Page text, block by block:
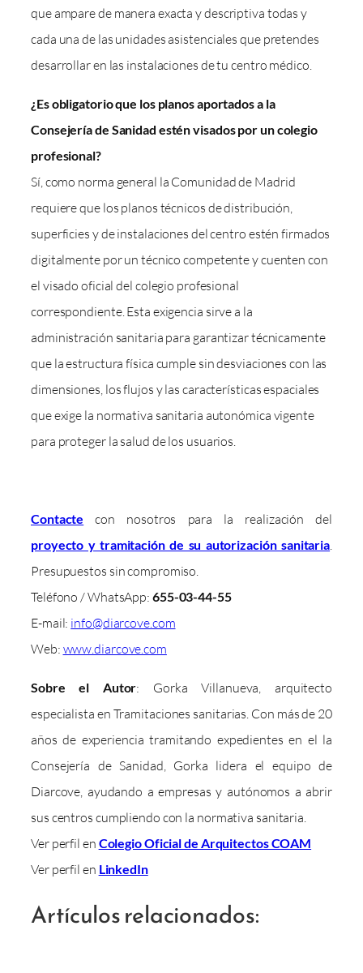
que ampare de manera exacta y descriptiva todas y
cada una de las unidades asistenciales que pretendes
desarrollar en las instalaciones de tu centro médico.
¿Es obligatorio que los planos aportados a la
Consejería de Sanidad estén visados por un colegio
profesional?
Sí, como norma general la Comunidad de Madrid
requiere que los planos técnicos de distribución,
superficies y de instalaciones del centro estén firmados
digitalmente por un técnico competente y cuenten con
el visado oficial del colegio profesional
correspondiente. Esta exigencia sirve a la
administración sanitaria para garantizar técnicamente
que la estructura física cumple sin desviaciones con las
dimensiones, los flujos y las características espaciales
que exige la normativa sanitaria autonómica vigente
para proteger la salud de los usuarios.
Contacte con nosotros para la realización del
proyecto y tramitación de su autorización sanitaria
Presupuestos sin compromiso.
Teléfono / WhatsApp: 655-03-44-55
E-mail: info@diarcove.com
Web: www.diarcove.com
Sobre el Autor: Gorka Villanueva, arquitecto
especialista en Tramitaciones sanitarias. Con más de 20
años de experiencia tramitando expedientes en el la
Consejería de Sanidad, Gorka lidera el equipo de
Diarcove, ayudando a empresas y autónomos a abrir
sus centros cumpliendo con la normativa sanitaria.
Ver perfil en Colegio Oficial de Arquitectos COAM
Ver perfil en LinkedIn
Artículos relacionados: